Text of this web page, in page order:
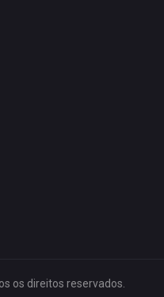
os direitos reservados.